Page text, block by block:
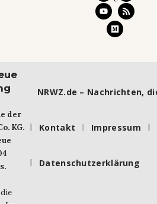
der
KG.
NRWZ.de – Nachrichten,
Kontakt Impressum
Datenschutzerklärung